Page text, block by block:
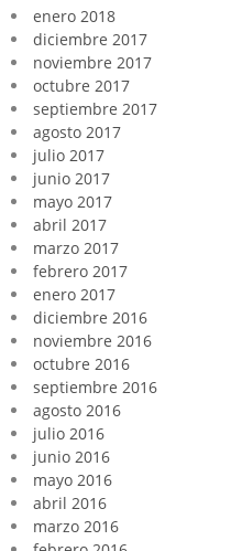
enero 2018
diciembre 2017
noviembre 2017
octubre 2017
septiembre 2017
agosto 2017
julio 2017
junio 2017
mayo 2017
abril 2017
marzo 2017
febrero 2017
enero 2017
diciembre 2016
noviembre 2016
octubre 2016
septiembre 2016
agosto 2016
julio 2016
junio 2016
mayo 2016
abril 2016
marzo 2016